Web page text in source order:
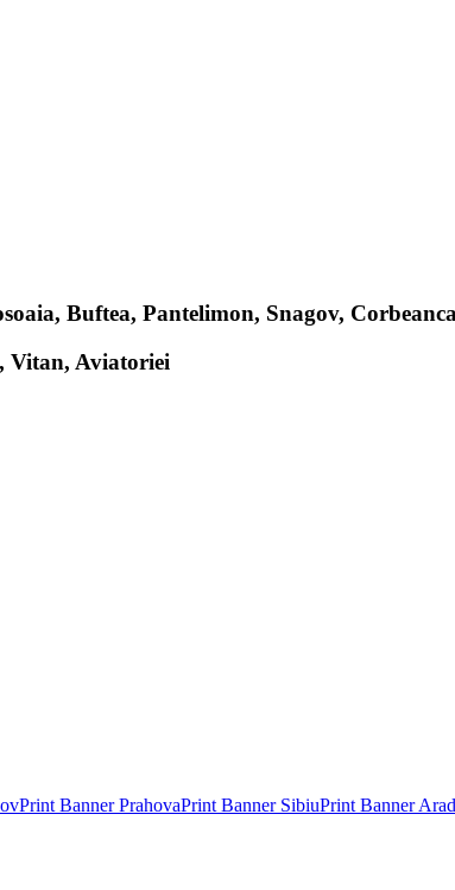
Buftea, Pantelimon, Snagov,
Vitan, Aviatoriei
Print BannerPrahovaPrint Banner SibiuPrint BannerArad